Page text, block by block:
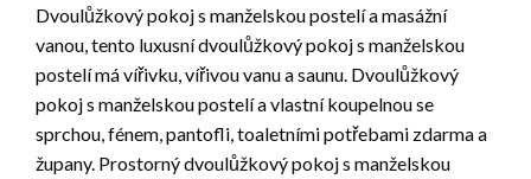
Dvoulůžkový pokoj s manželskou postelí a masážní
vanou, tento luxusní dvoulůžkový pokoj s manželskou
postelí má vířivku, vířivou vanu a saunu. Dvoulůžkový
pokoj s manželskou postelí a vlastní koupelnou se
sprchou, fénem, pantofli, toaletními potřebami zdarma a
župany. Prostorný dvoulůžkový pokoj s manželskou